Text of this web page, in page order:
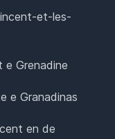
et-les-
e Grenadine
e Granadinas
en de